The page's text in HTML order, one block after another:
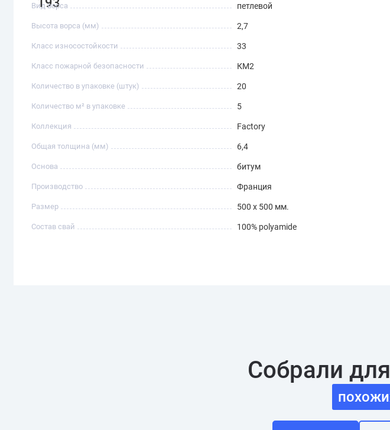
Вид ворса петлевой
Высота ворса (мм) 2,7
Класс износостойкости 33
Класс пожарной безопасности КМ2
Количество в упаковке (штук) 20
Количество м² в упаковке 5
Коллекция Factory
Общая толщина (мм) 6,4
Основа битум
Производство Франция
Размер 500 x 500 мм.
Состав свай 100% polyamide
Собрали